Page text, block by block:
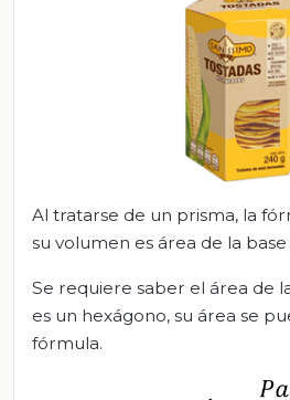
Al tratarse de un prisma, la
su volumen es área de la
Se requiere saber el área de
es un hexágono, su área se
fórmula.